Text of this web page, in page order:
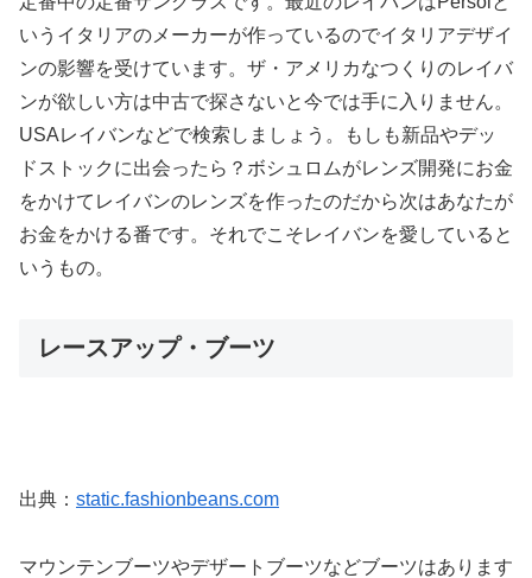
いうイタリアのメーカーが作っているのでイタリアデザイ
ンの影響を受けています。ザ・アメリカなつくりのレイバ
ンが欲しい方は中古で探さないと今では手に入りません。
USAレイバンなどで検索しましょう。もしも新品やデッ
ドストックに出会ったら？ボシュロムがレンズ開発にお金
をかけてレイバンのレンズを作ったのだから次はあなたが
お金をかける番です。それでこそレイバンを愛していると
いうもの。
レースアップ・ブーツ
出典： static.fashionbeans.com
マウンテンブーツやデザートブーツなどブーツはあります